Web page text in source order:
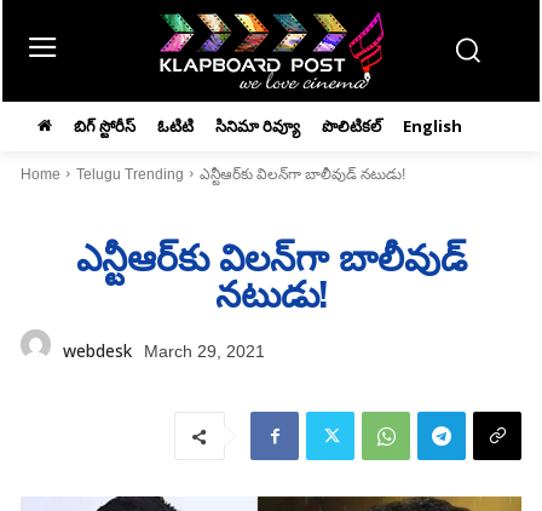
బిగ్ స్టోరీస్ ఓటిటి సినిమా రివ్యూ పొలిటికల్ English
Home Telugu Trending ఎన్టీఆర్‌కు విలన్‌గా బాలీవుడ్‌ నటుడు!
ఎన్టీఆర్‌కు విలన్‌గా బాలీవుడ్‌
నటుడు!
webdesk March 29, 2021